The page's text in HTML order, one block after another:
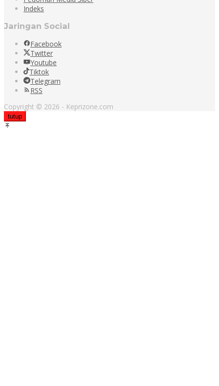
Indeks
Jaringan Social
Facebook
Twitter
Youtube
Tiktok
Telegram
RSS
Copyright © 2026 - Keprizone.com
tutup